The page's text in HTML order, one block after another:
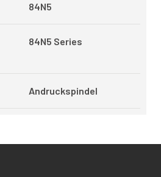
84N5
84N5 Series
Andruckspindel